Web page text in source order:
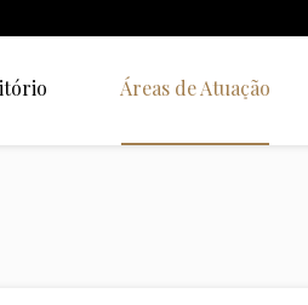
Áreas de Atuação